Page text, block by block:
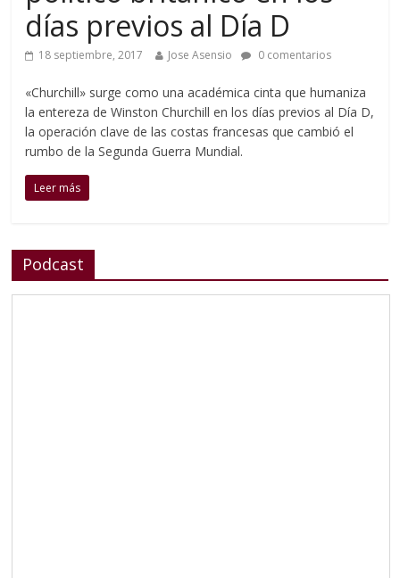
días previos al Día D
18 septiembre, 2017 Jose Asensio 0 comentarios
«Churchill» surge como una académica cinta que humaniza
la entereza de Winston Churchill en los días previos al Día D,
la operación clave de las costas francesas que cambió el
rumbo de la Segunda Guerra Mundial.
Leer más
Podcast